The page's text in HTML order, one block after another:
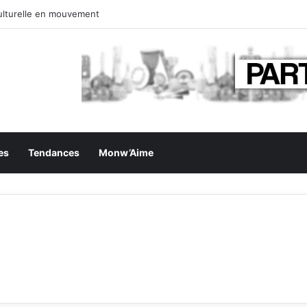
en mouvement
Tendances Monw’Aime